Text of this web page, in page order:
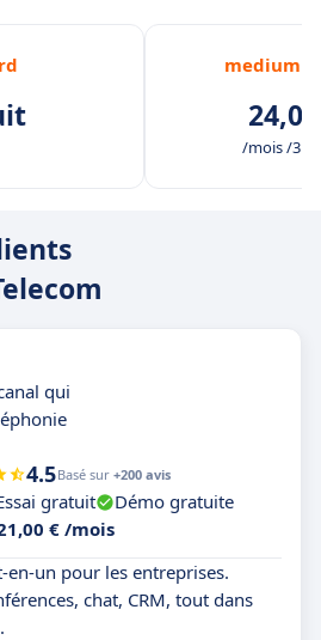
medium
/mois /3
qui
4.5Basé sur +200 avis
gratuit
Démo gratuite
€ /mois
un pour les entreprises.
chat, CRM, tout dans